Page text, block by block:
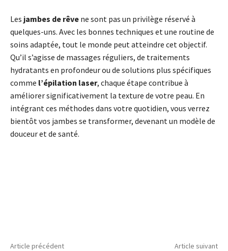
Les jambes de rêve ne sont pas un privilège réservé à
quelques-uns. Avec les bonnes techniques et une routine de
soins adaptée, tout le monde peut atteindre cet objectif.
Qu’il s’agisse de massages réguliers, de traitements
hydratants en profondeur ou de solutions plus spécifiques
comme l’épilation laser, chaque étape contribue à
améliorer significativement la texture de votre peau. En
intégrant ces méthodes dans votre quotidien, vous verrez
bientôt vos jambes se transformer, devenant un modèle de
douceur et de santé.
Article précédent Article suivant